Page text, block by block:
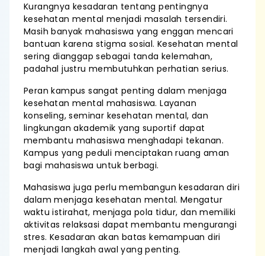
Kurangnya kesadaran tentang pentingnya
kesehatan mental menjadi masalah tersendiri.
Masih banyak mahasiswa yang enggan mencari
bantuan karena stigma sosial. Kesehatan mental
sering dianggap sebagai tanda kelemahan,
padahal justru membutuhkan perhatian serius.
Peran kampus sangat penting dalam menjaga
kesehatan mental mahasiswa. Layanan
konseling, seminar kesehatan mental, dan
lingkungan akademik yang suportif dapat
membantu mahasiswa menghadapi tekanan.
Kampus yang peduli menciptakan ruang aman
bagi mahasiswa untuk berbagi.
Mahasiswa juga perlu membangun kesadaran diri
dalam menjaga kesehatan mental. Mengatur
waktu istirahat, menjaga pola tidur, dan memiliki
aktivitas relaksasi dapat membantu mengurangi
stres. Kesadaran akan batas kemampuan diri
menjadi langkah awal yang penting.